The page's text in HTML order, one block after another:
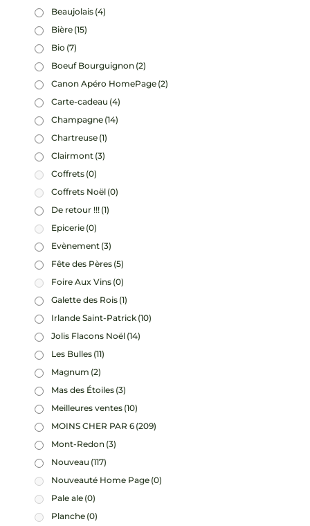
Beaujolais (4)
Bière (15)
Bio (7)
Boeuf Bourguignon (2)
Canon Apéro HomePage (2)
Carte-cadeau (4)
Champagne (14)
Chartreuse (1)
Clairmont (3)
Coffrets (0)
Coffrets Noël (0)
De retour !!! (1)
Epicerie (0)
Evènement (3)
Fête des Pères (5)
Foire Aux Vins (0)
Galette des Rois (1)
Irlande Saint-Patrick (10)
Jolis Flacons Noël (14)
Les Bulles (11)
Magnum (2)
Mas des Étoiles (3)
Meilleures ventes (10)
MOINS CHER PAR 6 (209)
Mont-Redon (3)
Nouveau (117)
Nouveauté Home Page (0)
Pale ale (0)
Planche (0)